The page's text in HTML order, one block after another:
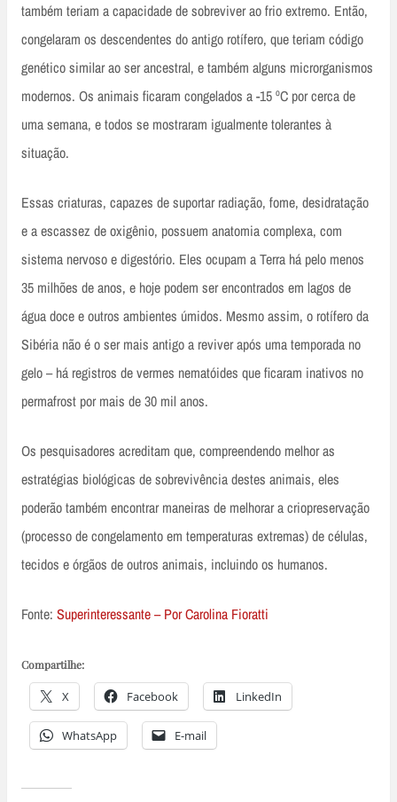
também teriam a capacidade de sobreviver ao frio extremo. Então,
congelaram os descendentes do antigo rotífero, que teriam código
genético similar ao ser ancestral, e também alguns microrganismos
modernos. Os animais ficaram congelados a -15 ºC por cerca de
uma semana, e todos se mostraram igualmente tolerantes à
situação.
Essas criaturas, capazes de suportar radiação, fome, desidratação
e a escassez de oxigênio, possuem anatomia complexa, com
sistema nervoso e digestório. Eles ocupam a Terra há pelo menos
35 milhões de anos, e hoje podem ser encontrados em lagos de
água doce e outros ambientes úmidos. Mesmo assim, o rotífero da
Sibéria não é o ser mais antigo a reviver após uma temporada no
gelo – há registros de vermes nematóides que ficaram inativos no
permafrost por mais de 30 mil anos.
Os pesquisadores acreditam que, compreendendo melhor as
estratégias biológicas de sobrevivência destes animais, eles
poderão também encontrar maneiras de melhorar a criopreservação
(processo de congelamento em temperaturas extremas) de células,
tecidos e órgãos de outros animais, incluindo os humanos.
Fonte: Superinteressante – Por Carolina Fioratti
Compartilhe:
X Facebook LinkedIn
WhatsApp E-mail